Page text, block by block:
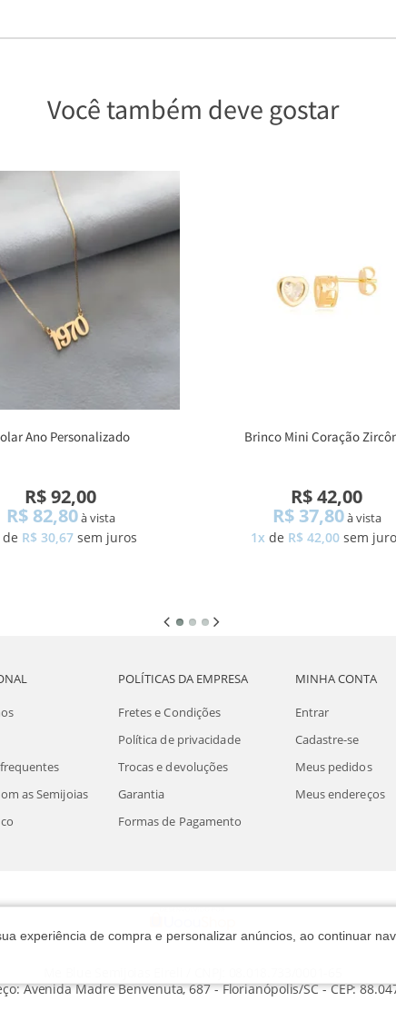
experiência de compra e personalizar anúncios, ao continuar
Você também deve gostar
Ano Personalizado
R$ 92,00
R$ 82,80à vista
de R$ 30,67 sem juros
Brinco Mini Coração
R$ 42,00
R$ 37,80à vista
1x de R$ 42,00 sem
as Semijoias
POLÍTICAS DA EMPRESA
Fretes e Condições
Política de privacidade
Trocas e devoluções
Garantia
Formas de Pagamento
MINHA CONTA
Entrar
Cadastre-se
Meus pedidos
Meus endereços
Avenida Madre Benvenuta, 687 - Florianópolis/SC - CEP: